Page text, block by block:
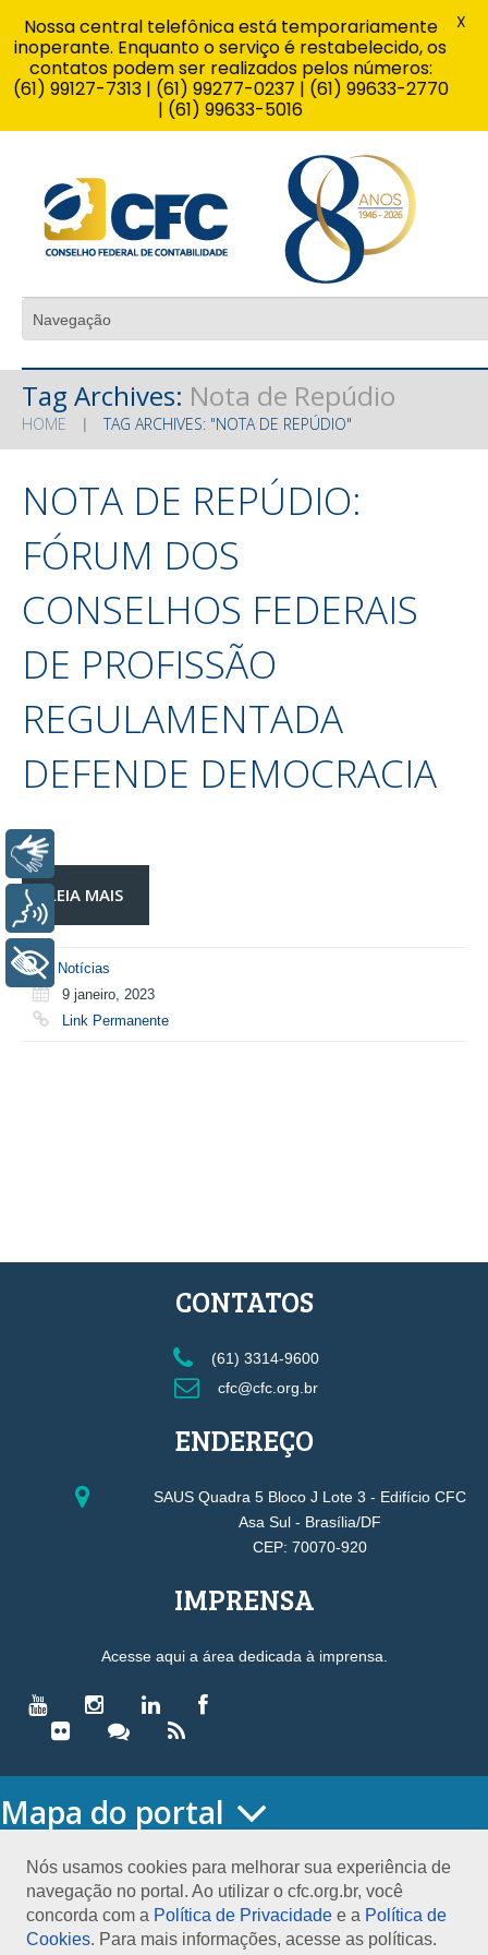
Tag Archives: Nota de Repúdio
HOME TAG ARCHIVES: "NOTA DE REPÚDIO"
NOTA DE REPÚDIO:
FÓRUM DOS
CONSELHOS FEDERAIS
DE PROFISSÃO
REGULAMENTADA
DEFENDE DEMOCRACIA
LEIA MAIS
Notícias
9 janeiro, 2023
Link Permanente
Nós usamos cookies para melhorar sua experiência de
navegação no portal. Ao utilizar o cfc.org.br, você
concorda com a Política de Privacidade e a Política de
Cookies. Para mais informações, acesse as políticas.
CONTATOS
(61) 3314-9600
cfc@cfc.org.br
ENDEREÇO
SAUS Quadra 5 Bloco J Lote 3 - Edifício CFC
Asa Sul - Brasília/DF
CEP: 70070-920
IMPRENSA
Acesse aqui a área dedicada à imprensa.
Mapa do portal
O CONSELHO
Conselho Diretor
Nossa Sede
Planejamento
Nossa central telefônica está temporariamente
inoperante. Enquanto o serviço é restabelecido, os
contatos podem ser realizados pelos números:
(61) 99127-7313 | (61) 99277-0237 | (61) 99633-2770
| (61) 99633-5016
X
+ Acessibilidade